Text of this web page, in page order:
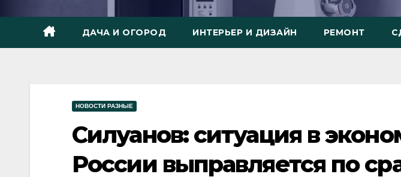
ДАЧА И ОГОРОД ИНТЕРЬЕР И ДИЗАЙН РЕМОНТ
НОВОСТИ РАЗНЫЕ
Силуанов: ситуация в
России выправляется по